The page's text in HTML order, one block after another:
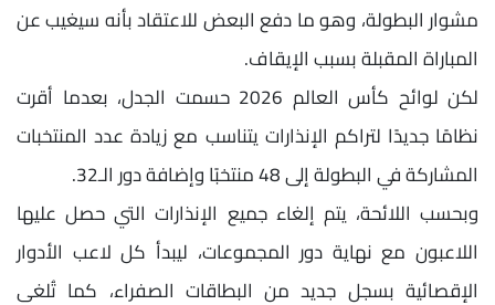
مشوار البطولة، وهو ما دفع البعض للاعتقاد بأنه سيغيب عن
المباراة المقبلة بسبب الإيقاف.
لكن لوائح كأس العالم 2026 حسمت الجدل، بعدما أقرت
نظامًا جديدًا لتراكم الإنذارات يتناسب مع زيادة عدد المنتخبات
المشاركة في البطولة إلى 48 منتخبًا وإضافة دور الـ32.
وبحسب اللائحة، يتم إلغاء جميع الإنذارات التي حصل عليها
اللاعبون مع نهاية دور المجموعات، ليبدأ كل لاعب الأدوار
الإقصائية بسجل جديد من البطاقات الصفراء، كما تُلغى